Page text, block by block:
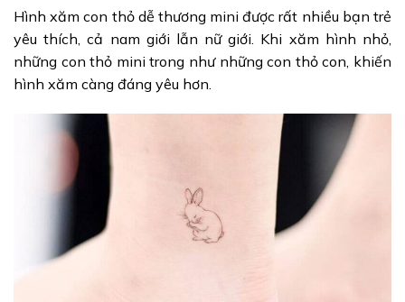
Hình xăm con thỏ dễ thương mini được rất nhiều bạn trẻ
yêu thích, cả nam giới lẫn nữ giới. Khi xăm hình nhỏ,
những con thỏ mini trong như những con thỏ con, khiến
hình xăm càng đáng yêu hơn.